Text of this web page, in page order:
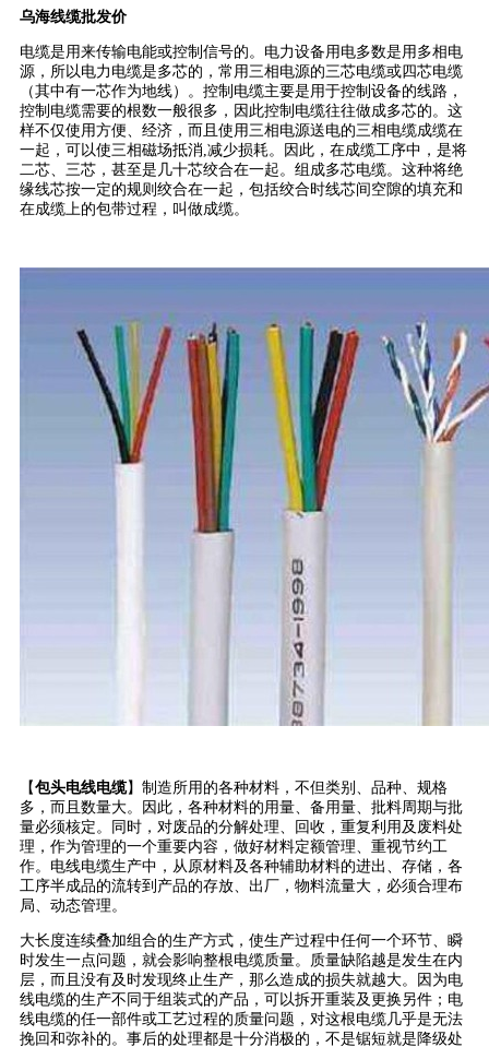
乌海线缆批发价
电缆是用来传输电能或控制信号的。电力设备用电多数是用多相电
源，所以电力电缆是多芯的，常用三相电源的三芯电缆或四芯电缆
（其中有一芯作为地线）。控制电缆主要是用于控制设备的线路，
控制电缆需要的根数一般很多，因此控制电缆往往做成多芯的。这
样不仅使用方便、经济，而且使用三相电源送电的三相电缆成缆在
一起，可以使三相磁场抵消,减少损耗。因此，在成缆工序中，是将
二芯、三芯，甚至是几十芯绞合在一起。组成多芯电缆。这种将绝
缘线芯按一定的规则绞合在一起，包括绞合时线芯间空隙的填充和
在成缆上的包带过程，叫做成缆。
【包头电线电缆】制造所用的各种材料，不但类别、品种、规格
多，而且数量大。因此，各种材料的用量、备用量、批料周期与批
量必须核定。同时，对废品的分解处理、回收，重复利用及废料处
理，作为管理的一个重要内容，做好材料定额管理、重视节约工
作。电线电缆生产中，从原材料及各种辅助材料的进出、存储，各
工序半成品的流转到产品的存放、出厂，物料流量大，必须合理布
局、动态管理。
大长度连续叠加组合的生产方式，使生产过程中任何一个环节、瞬
时发生一点问题，就会影响整根电缆质量。质量缺陷越是发生在内
层，而且没有及时发现终止生产，那么造成的损失就越大。因为电
线电缆的生产不同于组装式的产品，可以拆开重装及更换另件；电
线电缆的任一部件或工艺过程的质量问题，对这根电缆几乎是无法
挽回和弥补的。事后的处理都是十分消极的，不是锯短就是降级处